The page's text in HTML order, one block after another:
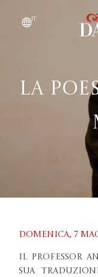
CONVENZIONI
La
Domenica, 7
Il professor
sua